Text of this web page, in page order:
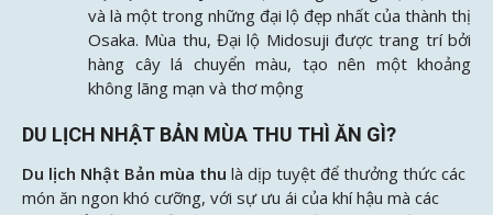
và là một trong những đại lộ đẹp nhất của thành thị
Osaka. Mùa thu, Đại lộ Midosuji được trang trí bởi
hàng cây lá chuyển màu, tạo nên một khoảng
không lãng mạn và thơ mộng
DU LỊCH NHẬT BẢN MÙA THU THÌ ĂN GÌ?
Du lịch Nhật Bản mùa thu là dịp tuyệt để thưởng thức các
món ăn ngon khó cưỡng, với sự ưu ái của khí hậu mà các